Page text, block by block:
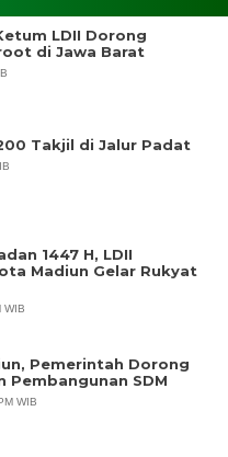
LDII Dorong
di Jawa Barat
Takjil di Jalur Padat
1447 H, LDII
Madiun Gelar Rukyat
WIB
Pemerintah Dorong
Pembangunan SDM
WIB